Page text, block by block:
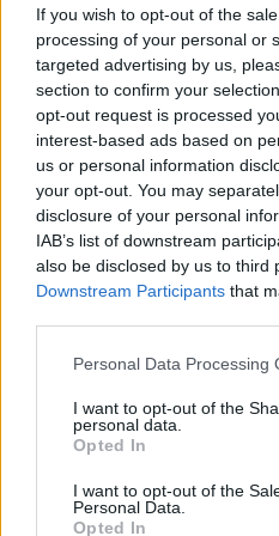
If you wish to opt-out of the
processing of your personal or
targeted advertising by us,
section to confirm your
opt-out request is processed
interest-based ads based on
us or personal information
your opt-out. You may
disclosure of your personal
IAB’s list of downstream
also be disclosed by us to third
Downstream Participants that
Please note that this website/
not limited to your visit or
grant or deny consent to
use your data for below
consent section.
Personal Data Processing
I want to opt-out of the
personal data.
Opted In
I want to opt-out of the
Personal Data.
Opted In